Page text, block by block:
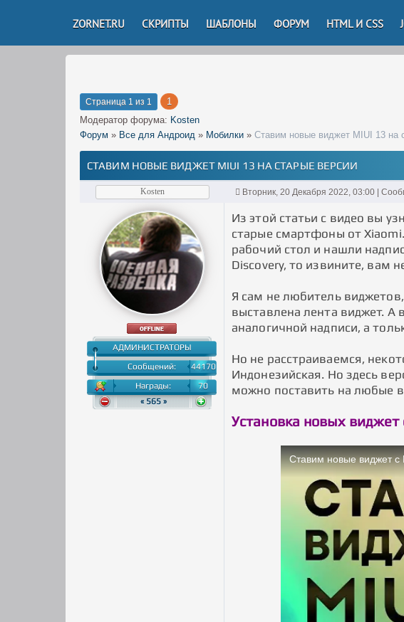
ZORNET.RU СКРИПТЫ ШАБЛОНЫ ФОРУМ HTML И CSS
Страница 1 из 1
1
Модератор форума: Kosten
Форум » Все для Андроид » Мобилки » Ставим новые виджет MIUI 13 на
СТАВИМ НОВЫЕ ВИДЖЕТ MIUI 13 НА СТАРЫЕ ВЕРСИИ
Kosten Вторник, 20 Декабря 2022, 03:00 |
АДМИНИСТРАТОРЫ
Сообщений:
44170
Награды:
70
« 565 »
Из этой статьи с видео вы
старые смартфоны от
рабочий стол и нашли
Discovery, то извините, вам
Я сам не любитель
выставлена лента виджет. А
аналогичной надписи, а
Но не расстраиваемся,
Индонезийская. Но здесь
можно поставить на любые
Установка новых